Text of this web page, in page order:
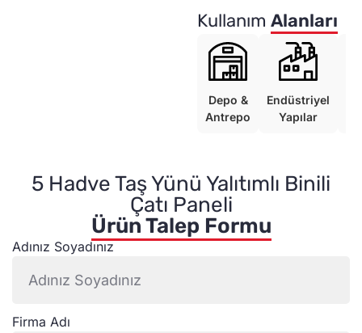
Kullanım Alanları
Depo &
Antrepo
Endüstriyel
Yapılar
5 Hadve Taş Yünü Yalıtımlı Binili
Çatı Paneli
Ürün Talep Formu
Adınız Soyadınız
Firma Adı